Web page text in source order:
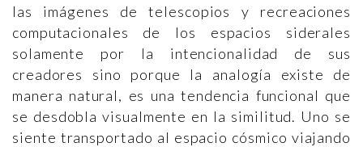
las imágenes de telescopios y recreaciones
computacionales de los espacios siderales
solamente por la intencionalidad de sus
creadores sino porque la analogía existe de
manera natural, es una tendencia funcional que
se desdobla visualmente en la similitud. Uno se
siente transportado al espacio cósmico viajando